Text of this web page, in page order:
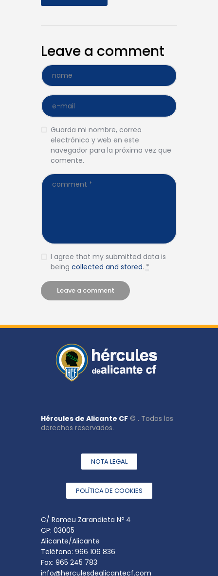
Leave a comment
Guarda mi nombre, correo
electrónico y web en este
navegador para la próxima vez que
comente.
I agree that my submitted data is
being collected and stored.*
Hércules de Alicante CF © . Todos los
derechos reservados.
NOTA LEGAL
POLÍTICA DE COOKIES
C/ Romeu Zarandieta Nº 4
CP: 03005
Alicante/Alicante
Teléfono: 966 106 836
Fax: 965 245 783
info@herculesdealicantecf.com